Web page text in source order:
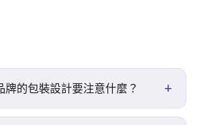
牌的包裝設計要注意什麼？ +